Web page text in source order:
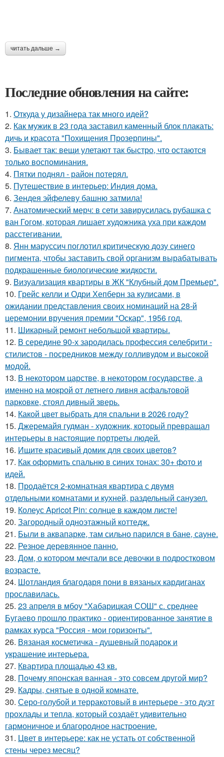
читать дальше →
Последние обновления на сайте:
1. Откуда у дизайнера так много идей?
2. Как мужик в 23 года заставил каменный блок плакать:
дичь и красота "Похищения Прозерпины".
3. Бывает так: вещи улетают так быстро, что остаются
только воспоминания.
4. Пятки поднял - район потерял.
5. Путешествие в интерьер: Индия дома.
6. Зендея эйфелеву башню затмила!
7. Анатомический мерч: в сети завирусилась рубашка с
ван Гогом, которая лишает художника уха при каждом
расстегивании.
8. Янн маруссич поглотил критическую дозу синего
пигмента, чтобы заставить свой организм вырабатывать
подкрашенные биологические жидкости.
9. Визуализация квартиры в ЖК "Клубный дом Премьер".
10. Грейс келли и Одри Хепберн за кулисами, в
ожидании представления своих номинаций на 28-й
церемонии вручения премии "Оскар", 1956 год.
11. Шикарный ремонт небольшой квартиры.
12. В середине 90-х зародилась профессия селебрити -
стилистов - посредников между голливудом и высокой
модой.
13. В некотором царстве, в некотором государстве, а
именно на мокрой от летнего ливня асфальтовой
парковке, стоял дивный зверь.
14. Какой цвет выбрать для спальни в 2026 году?
15. Джеремайя гудман - художник, который превращал
интерьеры в настоящие портреты людей.
16. Ищите красивый домик для своих цветов?
17. Как оформить спальню в синих тонах: 30+ фото и
идей.
18. Продаётся 2-комнатная квартира с двумя
отдельными комнатами и кухней, раздельный санузел.
19. Колеус Apricot Pin: солнце в каждом листе!
20. Загородный одноэтажный коттедж.
21. Были в аквапарке, там сильно парился в бане, сауне.
22. Резное деревянное панно.
23. Дом, о котором мечтали все девочки в подростковом
возрасте.
24. Шотландия благодаря пони в вязаных кардиганах
прославилась.
25. 23 апреля в мбоу "Хабарицкая СОШ" с. среднее
Бугаево прошло практико - ориентированное занятие в
рамках курса "Россия - мои горизонты".
26. Вязаная косметичка - душевный подарок и
украшение интерьера.
27. Квартира площадью 43 кв.
28. Почему японская ванная - это совсем другой мир?
29. Кадры, снятые в одной комнате.
30. Серо-голубой и терракотовый в интерьере - это дуэт
прохлады и тепла, который создаёт удивительно
гармоничное и благородное настроение.
31. Цвет в интерьере: как не устать от собственной
стены через месяц?